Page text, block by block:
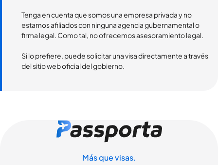
Tenga en cuenta que somos una empresa privada y no
estamos afiliados con ninguna agencia gubernamental o
firma legal. Como tal, no ofrecemos asesoramiento legal.
Si lo prefiere, puede solicitar una visa directamente a través
del sitio web oficial del gobierno.
Más que visas.